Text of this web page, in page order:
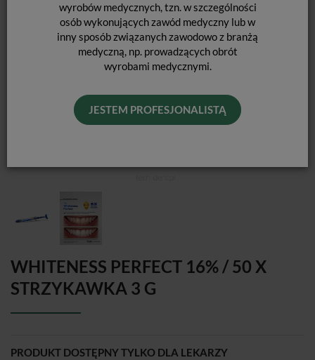
wyrobów medycznych, tzn. w szczególności
osób wykonujących zawód medyczny lub w
inny sposób związanych zawodowo z branżą
medyczną, np. prowadzących obrót
wyrobami medycznymi.
JESTEM PROFESJONALISTĄ
WHITENESS PERFECT 16% / 50 X
STRZYKAWKA 3 G
PRODUKT DOSTĘPNY TYLKO DLA LEKARZY